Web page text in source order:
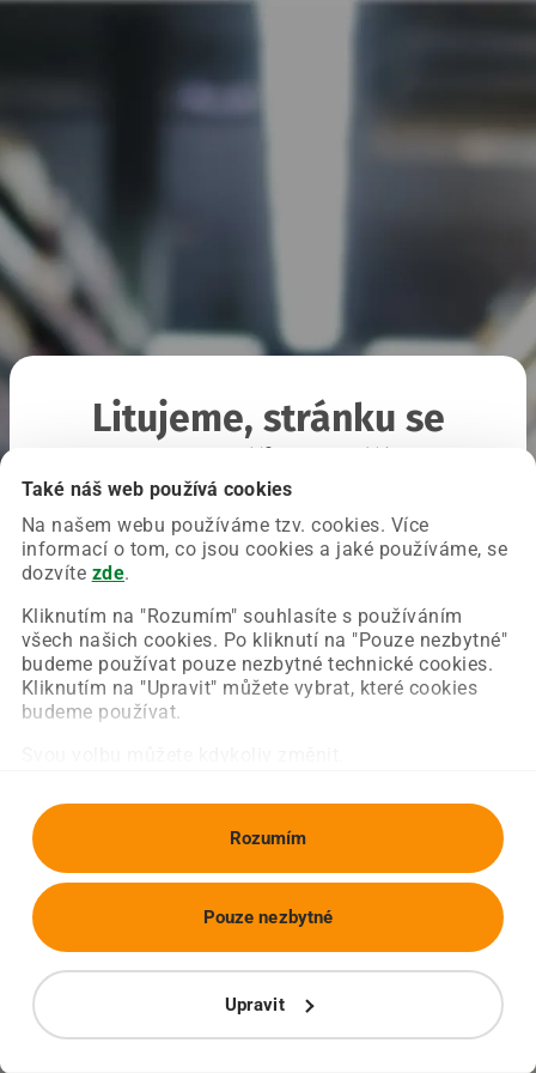
Také náš web používá cookies
Na našem webu používáme tzv. cookies. Více
informací o tom, co jsou cookies a jaké používáme, se
dozvíte zde.
Kliknutím na "Rozumím" souhlasíte s používáním
všech našich cookies. Po kliknutí na "Pouze nezbytné"
budeme používat pouze nezbytné technické cookies.
Kliknutím na "Upravit" můžete vybrat, které cookies
budeme používat.
Rozumím
Upravit
Pouze nezbytné
Litujeme, stránku se
Chyba nastala na naší straně a už ji opravujeme.
Zkuste prosím znovu načíst požadovanou stránku.
Obnovit stránku Úvodní strana